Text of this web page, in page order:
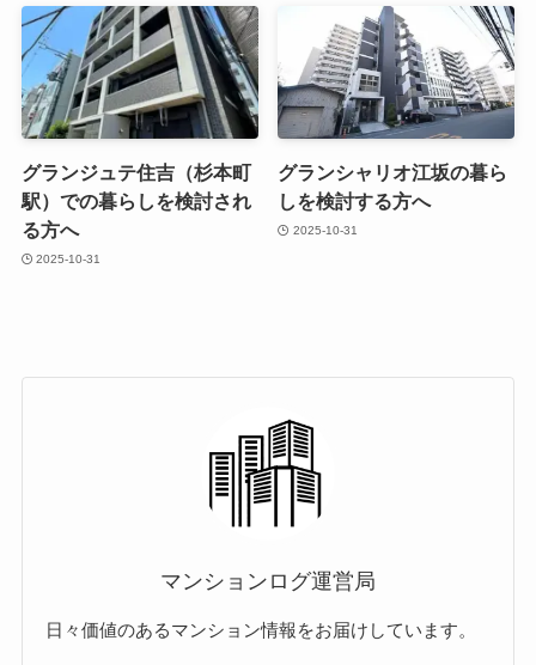
グランジュテ住吉（杉本町
駅）での暮らしを検討され
る方へ
2025-10-31
グランシャリオ江坂の暮ら
しを検討する方へ
2025-10-31
マンションログ運営局
日々価値のあるマンション情報をお届けしています。